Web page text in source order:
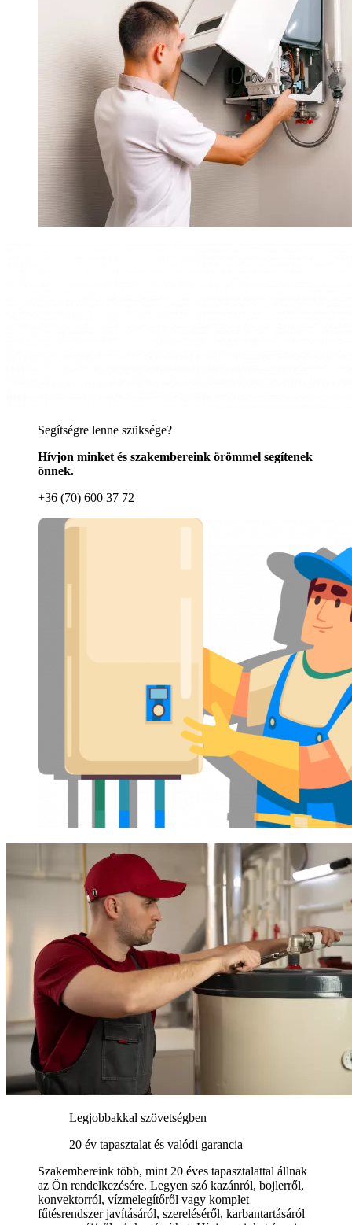
Segítségre lenne szüksége?
Hívjon minket és szakembereink örömmel segítenek
önnek.
+36 (70) 600 37 72
Legjobbakkal szövetségben
20 év tapasztalat és valódi garancia
Szakembereink több, mint 20 éves tapasztalattal állnak
az Ön rendelkezésére. Legyen szó kazánról, bojlerről,
konvektorról, vízmelegítőről vagy komplet
fűtésrendszer javításáról, szereléséről, karbantartásáról